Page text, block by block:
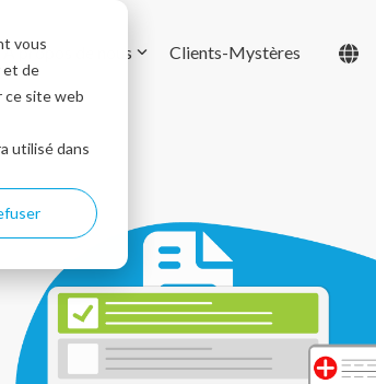
vous
et de
ce site web
utilisé dans
À propos de nous Clients-Mystères